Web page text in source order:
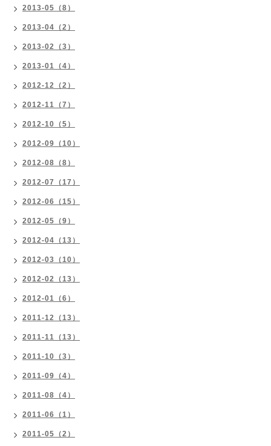
2013-05（8）
2013-04（2）
2013-02（3）
2013-01（4）
2012-12（2）
2012-11（7）
2012-10（5）
2012-09（10）
2012-08（8）
2012-07（17）
2012-06（15）
2012-05（9）
2012-04（13）
2012-03（10）
2012-02（13）
2012-01（6）
2011-12（13）
2011-11（13）
2011-10（3）
2011-09（4）
2011-08（4）
2011-06（1）
2011-05（2）